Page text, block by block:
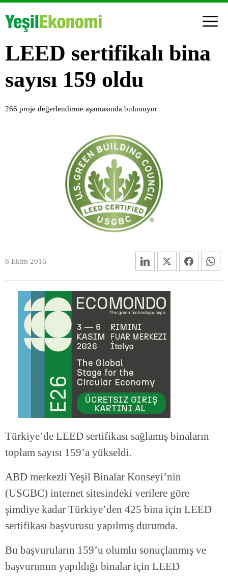
LEED sertifikalı bina
sayısı 159 oldu
266 proje değerlendirme aşamasında bulunuyor
8 Ekim 2016
Türkiye’de LEED sertifikası sağlamış binaların
toplam sayısı 159’a yükseldi.
ABD merkezli Yeşil Binalar Konseyi’nin
(USGBC) internet sitesindeki verilere göre
şimdiye kadar Türkiye’den 425 bina için LEED
sertifikası başvurusu yapılmış durumda.
Bu başvuruların 159’u olumlu sonuçlanmış ve
başvurunun yapıldığı binalar için LEED